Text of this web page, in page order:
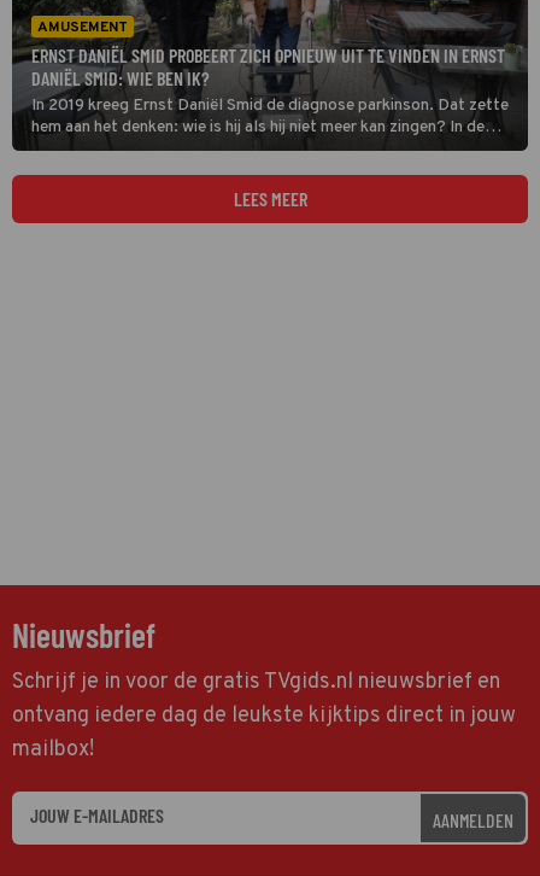
AMUSEMENT
ERNST DANIËL SMID PROBEERT ZICH OPNIEUW UIT TE VINDEN IN ERNST
DANIËL SMID: WIE BEN IK?
In 2019 kreeg Ernst Daniël Smid de diagnose parkinson. Dat zette
hem aan het denken: wie is hij als hij niet meer kan zingen? In de
documentaire Ernst Daniël Smid: Wie Ben Ik? gaat hij met pianist
Thijs Borsten al musicerend op onderzoek uit.
LEES MEER
Nieuwsbrief
Schrijf je in voor de gratis TVgids.nl nieuwsbrief en
ontvang iedere dag de leukste kijktips direct in jouw
mailbox!
AANMELDEN